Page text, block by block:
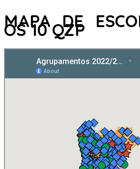
MAPA DE
OS 10 QZP